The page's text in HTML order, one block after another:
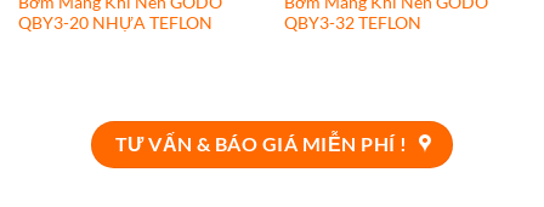
QBY3-20 NHỰA TEFLON
QBY3-32 TEFLON
TƯ VẤN & BÁO GIÁ MIỄN PHÍ !